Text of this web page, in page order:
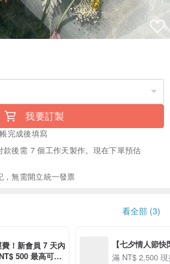
我要訂製
帳完成後填寫
後需 7 個工作天製作。現在下單預估
無需開立統一發票
看全部 (3)
！新會員 7 天內
500 最高可折
【七夕情人節
用 APP 購買任
滿 NT$ 2,500